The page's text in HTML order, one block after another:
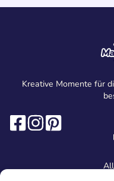
Kreative Momente für